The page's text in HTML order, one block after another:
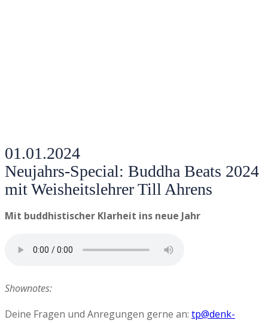
01.01.2024
Neujahrs-Special: Buddha Beats 2024
mit Weisheitslehrer Till Ahrens
Mit buddhistischer Klarheit ins neue Jahr
Shownotes:
Deine Fragen und Anregungen gerne an: tp@denk-